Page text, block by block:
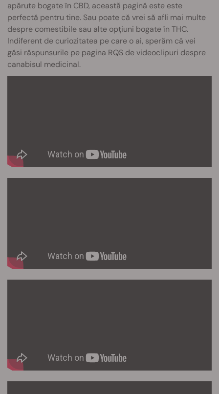
apărute bogate în CBD, această pagină este este
perfectă pentru tine. Sau poate că vrei să afli mai multe
despre comestibile sau alte opțiuni bogate în THC.
Indiferent de curiozitatea pe care o ai, sperăm că vei
găsi răspunsurile pe pagina RQS de videoclipuri despre
canabisul medicinal.